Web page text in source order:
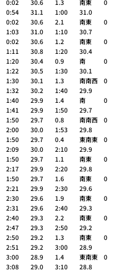
0:25	31.2 	0:02	30.6 	1.3 	南東 	0
0:25	31.2 	0:02	30.6 	2.1 	南東 	0
0:25	31.2 	0:02	30.6 	1.2 	南東 	0
0:25	31.2 	1:20	30.4 	0.9 	南 	0
0:25	31.2 	1:30	30.1 	1.3 	南南西 	0
0:25	31.2 	1:40	29.9 	1.4 	南 	0
0:25	31.2 	1:50	29.7 	0.8 	南南西 	0
0:25	31.2 	1:50	29.7 	0.4 	東南東 	0
0:25	31.2 	1:50	29.7 	1.1 	南東 	0
0:25	31.2 	1:50	29.7 	1.6 	南東 	0
0:25	31.2 	2:30	29.6 	1.9 	南東 	0
0:25	31.2 	2:40	29.3 	2.2 	南東 	0
0:25	31.2 	2:50	29.2 	1.3 	南東 	0
0:25	31.2 	3:00	28.9 	1.4 	東南東 	0